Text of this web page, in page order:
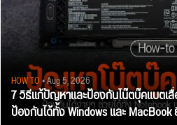
HOW TO• Aug 5, 2026
7 วิธีแก้ปัญหาและป้องกันโน๊ตบุ๊คแบตเ
ป้องกันได้ทั้ง Windows และ